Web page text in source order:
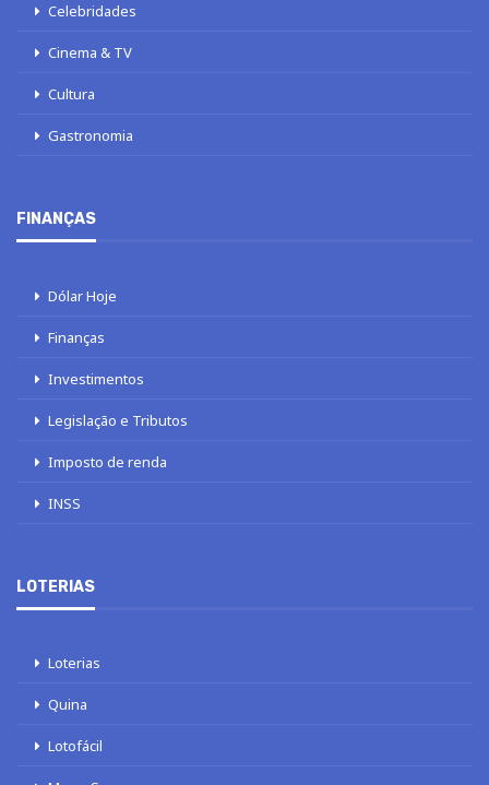
Celebridades
Cinema & TV
Cultura
Gastronomia
FINANÇAS
Dólar Hoje
Finanças
Investimentos
Legislação e Tributos
Imposto de renda
INSS
LOTERIAS
Loterias
Quina
Lotofácil